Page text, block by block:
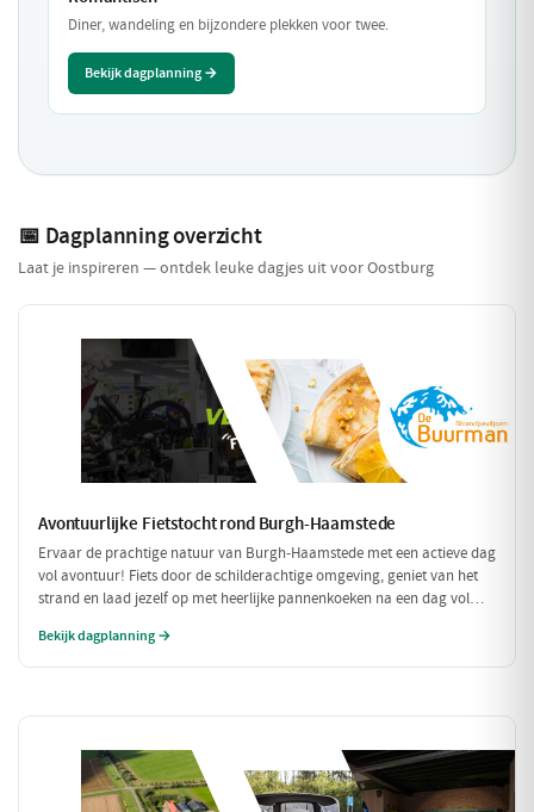
Diner, wandeling en bijzondere plekken voor twee.
Bekijk dagplanning →
📅 Dagplanning overzicht
Laat je inspireren — ontdek leuke dagjes uit voor Oostburg
Avontuurlijke Fietstocht rond Burgh-Haamstede
Ervaar de prachtige natuur van Burgh-Haamstede met een actieve dag
vol avontuur! Fiets door de schilderachtige omgeving, geniet van het
strand en laad jezelf op met heerlijke pannenkoeken na een dag vol
uitdaging houdt!
Bekijk dagplanning →